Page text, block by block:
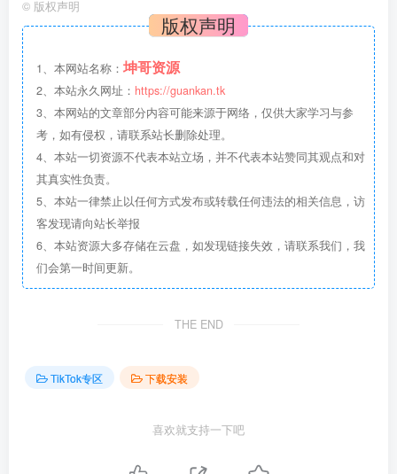
© 版权声明
版权声明
1、本网站名称： 坤哥资源
2、本站永久网址： https://guankan.tk
3、本网站的文章部分内容可能来源于网络，仅供大家学习与参
考，如有侵权，请联系站长删除处理。
4、本站一切资源不代表本站立场，并不代表本站赞同其观点和对
其真实性负责。
5、本站一律禁止以任何方式发布或转载任何违法的相关信息，访
客发现请向站长举报
6、本站资源大多存储在云盘，如发现链接失效，请联系我们，我
们会第一时间更新。
THE END
TikTok专区 下载安装
喜欢就支持一下吧